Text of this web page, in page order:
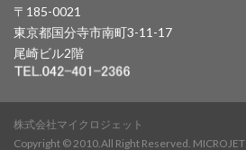
〒185-0021
東京都国分寺市南町3-11-17
尾崎ビル2階
株式会社マイクロジェット
Copyright © 2010.All Right Reserved. MICROJET